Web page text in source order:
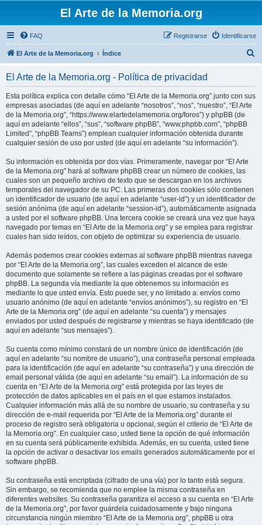
El Arte de la Memoria.org
FAQ Identificarse
Registrarse
El Arte de la Memoria.org Índice
El Arte de la Memoria.org - Política de privacidad
Esta política explica con detalle cómo “El Arte de la Memoria.org” junto con sus
empresas asociadas (de aquí en adelante “nosotros”, “nos”, “nuestro”, “El Arte
de la Memoria.org”, “https://www.elartedelamemoria.org/foros”) y phpBB (de
aquí en adelante “ellos”, “sus”, “software phpBB”, “www.phpbb.com”, “phpBB
Limited”, “phpBB Teams”) emplean cualquier información obtenida durante
cualquier sesión de uso por usted (de aquí en adelante “su información”).
Su información es obtenida por dos vías. Primeramente, navegar por “El Arte
de la Memoria.org” hará al software phpBB crear un número de cookies, las
cuales son un pequeño archivo de texto que se descargan en los archivos
temporales del navegador de su PC. Las primeras dos cookies sólo contienen
un identificador de usuario (de aquí en adelante “user-id”) y un identificador de
sesión anónima (de aquí en adelante “session-id”), automáticamente asignada
a usted por el software phpBB. Una tercera cookie se creará una vez que haya
navegado por temas en “El Arte de la Memoria.org” y se emplea para registrar
cuales han sido leídos, con objeto de optimizar su experiencia de usuario.
Además podemos crear cookies externas al software phpBB mientras navega
por “El Arte de la Memoria.org”, las cuales exceden el alcance de este
documento que solamente se refiere a las páginas creadas por el software
phpBB. La segunda vía mediante la que obtenemos su información es
mediante lo que usted envía. Esto puede ser, y no limitado a: envíos como
usuario anónimo (de aquí en adelante “envíos anónimos”), su registro en “El
Arte de la Memoria.org” (de aquí en adelante “su cuenta”) y mensajes
enviados por usted después de registrarse y mientras se haya identificado (de
aquí en adelante “sus mensajes”).
Su cuenta como mínimo constará de un nombre único de identificación (de
aquí en adelante “su nombre de usuario”), una contraseña personal empleada
para la identificación (de aquí en adelante “su contraseña”) y una dirección de
email personal válida (de aquí en adelante “su email”). La información de su
cuenta en “El Arte de la Memoria.org” está protegida por las leyes de
protección de datos aplicables en el país en el que estamos instalados.
Cualquier información más allá de su nombre de usuario, su contraseña y su
dirección de e-mail requerida por “El Arte de la Memoria.org” durante el
proceso de registro será obligatoria u opcional, según el criterio de “El Arte de
la Memoria.org”. En cualquier caso, usted tiene la opción de qué información
en su cuenta será públicamente exhibida. Además, en su cuenta, usted tiene
la opción de activar o desactivar los emails generados automáticamente por el
software phpBB.
Su contraseña está encriptada (cifrado de una vía) por lo tanto está segura.
Sin embargo, se recomienda que no emplee la misma contraseña en
diferentes websites. Su contraseña garantiza el acceso a su cuenta en “El Arte
de la Memoria.org”, por favor guárdela cuidadosamente y bajo ninguna
circunstancia ningún miembro “El Arte de la Memoria.org”, phpBB u otra